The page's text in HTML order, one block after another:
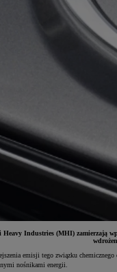
Industries (MHI) zamierzają
emisji tego związku
nośnikami energii.